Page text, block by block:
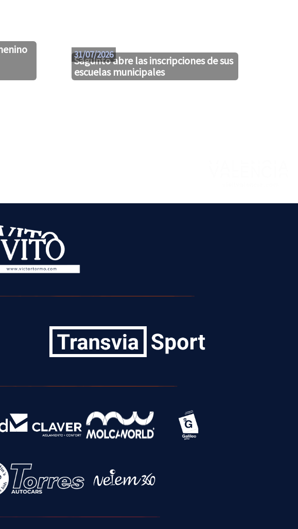
Sagunto abre las inscripciones de sus
escuelas municipales
31/07/2026